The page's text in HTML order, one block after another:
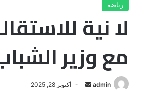
رياضة
لا نية
مع وزير
admin
أرسل أكتوبر 28, 2025